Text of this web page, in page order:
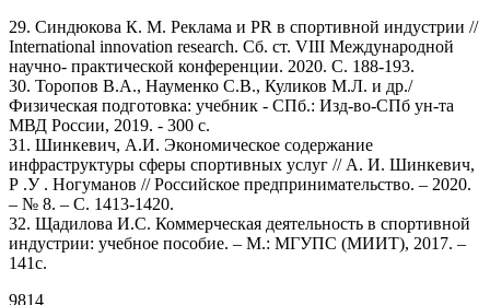
29. Синдюкова К. М. Реклама и PR в спортивной индустрии //
International innovation research. Сб. ст. VIII Международной
научно- практической конференции. 2020. С. 188-193.
30. Торопов В.А., Науменко С.В., Куликов М.Л. и др./
Физическая подготовка: учебник - СПб.: Изд-во-СПб ун-та
МВД России, 2019. - 300 с.
31. Шинкевич, А.И. Экономическое содержание
инфраструктуры сферы спортивных услуг // А. И. Шинкевич,
Р .У . Ногуманов // Российское предпринимательство. – 2020.
– № 8. – С. 1413-1420.
32. Щадилова И.С. Коммерческая деятельность в спортивной
индустрии: учебное пособие. – М.: МГУПС (МИИТ), 2017. –
141с.
9814